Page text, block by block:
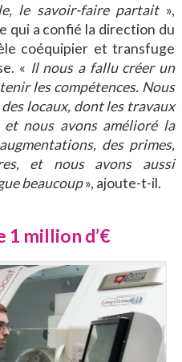
le savoir-faire partait »,
qui a confié la direction du
coéquipier et transfuge
« Il nous a fallu créer un
les compétences. Nous
locaux, dont les travaux
nous avons amélioré la
des primes,
et nous avons aussi
beaucoup», ajoute-t-il.
1 million d’€